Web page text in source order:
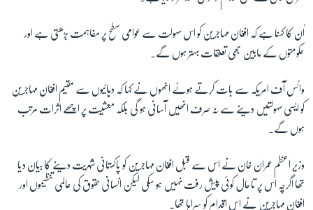
اُن کا کہنا ہے کہ افغان مہاجرین کو اس سہولت سے عوامی سطح پر مفاہمت بڑھتی ہے اور
حکومتوں کے مابین بھی تعلقات بہتر ہوں گے۔
وائس آف امریکہ سے بات کرتے ہوئے انھوں نے کہا کہ دہائیوں سے مقیم افغان مہاجرین
کو ایسی سہولتیں دینے سے نہ صرف انھیں آسانی ہو گی بلکہ معشیت پر اچھے اثرات مرتب
ہوں گے۔
وزیر اعظم عمران خان نے اس سے قبل افغان مہاجرین کو پاکستانی شہریت دینے کا بیان دیا
تھا اگرچہ اس پر تاحال کوئی پیش رفت نہیں ہو سکی لیکن انسانی حقوق کی عالمی تنظیموں اور
افغان مہاجرین نے اس اقدام کو سراہا تھا۔